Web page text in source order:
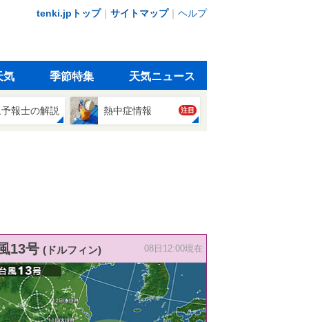
tenki.jpトップ｜ サイトマップ｜ ヘルプ
気 季節特集 天気ニュース
報士の解説 熱中症情報 注目
13号 (ドルフィン) 08日12:00現在